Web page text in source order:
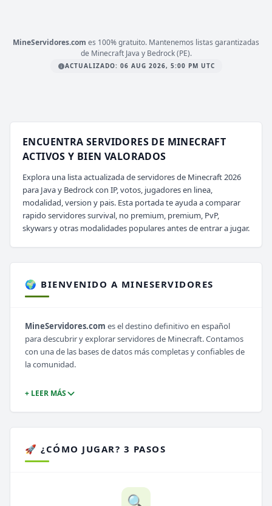
MineServidores.com es 100% gratuito. Mantenemos listas garantizadas
de Minecraft Java y Bedrock (PE).
ACTUALIZADO: 06 AUG 2026, 5:00 PM UTC
ENCUENTRA SERVIDORES DE MINECRAFT
ACTIVOS Y BIEN VALORADOS
Explora una lista actualizada de servidores de Minecraft 2026
para Java y Bedrock con IP, votos, jugadores en linea,
modalidad, version y pais. Esta portada te ayuda a comparar
rapido servidores survival, no premium, premium, PvP,
skywars y otras modalidades populares antes de entrar a jugar.
🌍 BIENVENIDO A MINESERVIDORES
MineServidores.com es el destino definitivo en español
para descubrir y explorar servidores de Minecraft. Contamos
con una de las bases de datos más completas y confiables de
la comunidad.
+ LEER MÁS
🚀 ¿CÓMO JUGAR? 3 PASOS
🔍